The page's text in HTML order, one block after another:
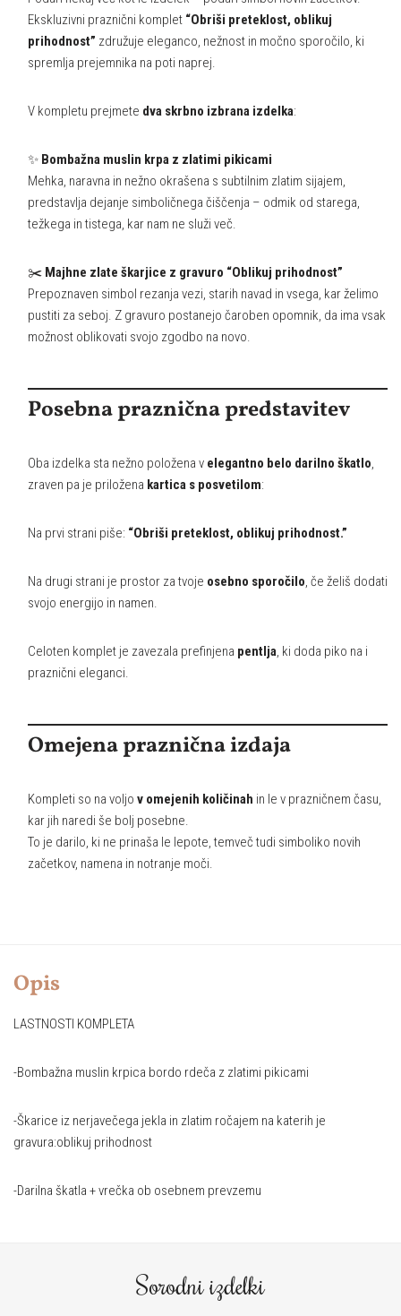
Ekskluzivni praznični komplet “Obriši preteklost, oblikuj
prihodnost” združuje eleganco, nežnost in močno sporočilo, ki
spremlja prejemnika na poti naprej.
V kompletu prejmete dva skrbno izbrana izdelka:
✨ Bombažna muslin krpa z zlatimi pikicami
Mehka, naravna in nežno okrašena s subtilnim zlatim sijajem,
predstavlja dejanje simboličnega čiščenja – odmik od starega,
težkega in tistega, kar nam ne služi več.
✂️ Majhne zlate škarjice z gravuro “Oblikuj prihodnost”
Prepoznaven simbol rezanja vezi, starih navad in vsega, kar želimo
pustiti za seboj. Z gravuro postanejo čaroben opomnik, da ima vsak
možnost oblikovati svojo zgodbo na novo.
Posebna praznična predstavitev
Oba izdelka sta nežno položena v elegantno belo darilno škatlo
zraven pa je priložena kartica s posvetilom:
Na prvi strani piše: “Obriši preteklost, oblikuj prihodnost.”
Na drugi strani je prostor za tvoje osebno sporočilo , če želiš dodati
svojo energijo in namen.
Celoten komplet je zavezala prefinjena pentlja , ki doda piko na i
praznični eleganci.
Omejena praznična izdaja
Kompleti so na voljo v omejenih količinah in le v prazničnem času,
kar jih naredi še bolj posebne.
To je darilo, ki ne prinaša le lepote, temveč tudi simboliko novih
začetkov, namena in notranje moči.
Opis
LASTNOSTI KOMPLETA
-Bombažna muslin krpica bordo rdeča z zlatimi pikicami
-Škarice iz nerjavečega jekla in zlatim ročajem na katerih je
gravura:oblikuj prihodnost
-Darilna škatla + vrečka ob osebnem prevzemu
Sorodni izdelki